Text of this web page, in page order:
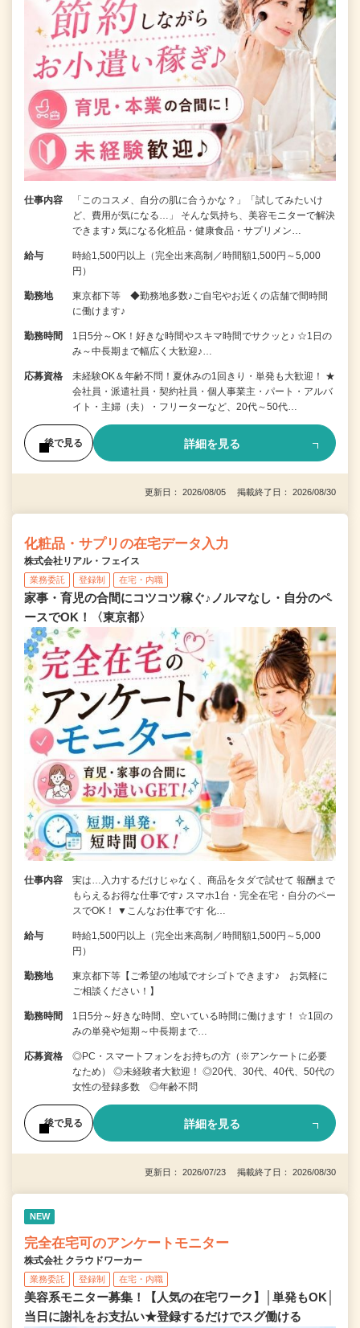
仕事内容
「このコスメ、自分の肌に合うかな？」「試してみたいけ
ど、費用が気になる…」 そんな気持ち、美容モニターで解決
できます♪ 気になる化粧品・健康食品・サプリメン…
給与
時給1,500円以上（完全出来高制／時間額1,500円～5,000
円）
勤務地
東京都下等 ◆勤務地多数♪ご自宅やお近くの店舗で間時間
に働けます♪
勤務時間
1日5分～OK！好きな時間やスキマ時間でサクッと♪ ☆1日の
み～中長期まで幅広く大歓迎♪…
応募資格
未経験OK＆年齢不問！夏休みの1回きり・単発も大歓迎！ ★
会社員・派遣社員・契約社員・個人事業主・パート・アルバ
イト・主婦（夫）・フリーターなど、20代～50代…
後で見る 詳細を見る
更新日： 2026/08/05 掲載終了日： 2026/08/30
化粧品・サプリの在宅データ入力
株式会社リアル・フェイス
業務委託 登録制 在宅・内職
家事・育児の合間にコツコツ稼ぐ♪ノルマなし・自分のペ
ースでOK！〈東京都〉
仕事内容
実は…入力するだけじゃなく、商品をタダで試せて 報酬まで
もらえるお得な仕事です♪ スマホ1台・完全在宅・自分のペー
スでOK！ ▼こんなお仕事です 化…
給与
時給1,500円以上（完全出来高制／時間額1,500円～5,000
円）
勤務地
東京都下等【ご希望の地域でオシゴトできます♪ お気軽に
ご相談ください！】
勤務時間
1日5分～好きな時間、空いている時間に働けます！ ☆1回の
みの単発や短期～中長期まで…
応募資格
◎PC・スマートフォンをお持ちの方（※アンケートに必要
なため） ◎未経験者大歓迎！ ◎20代、30代、40代、50代の
女性の登録多数 ◎年齢不問
後で見る 詳細を見る
更新日： 2026/07/23 掲載終了日： 2026/08/30
NEW
完全在宅可のアンケートモニター
株式会社 クラウドワーカー
業務委託 登録制 在宅・内職
美容系モニター募集！【人気の在宅ワーク】│単発もOK│
当日に謝礼をお支払い★登録するだけでスグ働ける